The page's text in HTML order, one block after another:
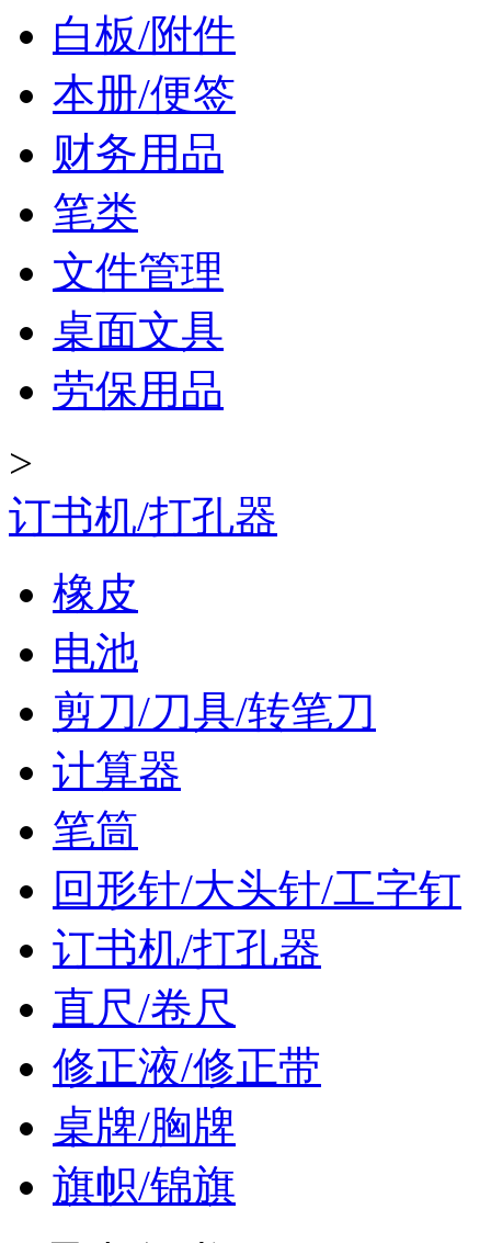
白板/附件
本册/便签
财务用品
笔类
文件管理
桌面文具
劳保用品
>
订书机/打孔器
橡皮
电池
剪刀/刀具/转笔刀
计算器
笔筒
回形针/大头针/工字钉
订书机/打孔器
直尺/卷尺
修正液/修正带
桌牌/胸牌
旗帜/锦旗